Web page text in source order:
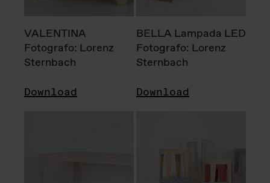
VALENTINA
Fotografo: Lorenz
Sternbach
Download
BELLA Lampada LED
Fotografo: Lorenz
Sternbach
Download